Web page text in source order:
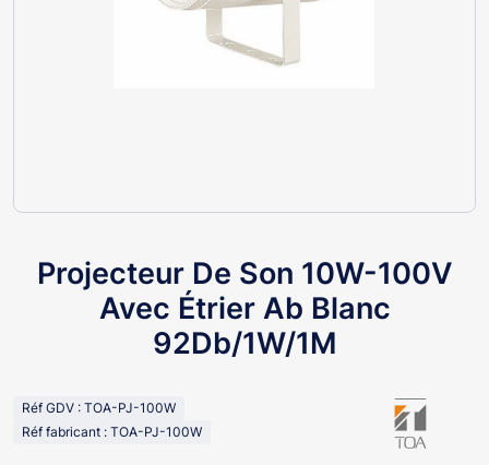
Projecteur De Son 10W-100V
Avec Étrier Ab Blanc
92Db/1W/1M
Réf GDV : TOA-PJ-100W
Réf fabricant : TOA-PJ-100W